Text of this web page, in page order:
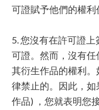
可證賦予他們的權利
5. 您沒有在許可證
可證。然而，沒有
其衍生作品的權利
律禁止的。因此，
作品) ，您就表明您